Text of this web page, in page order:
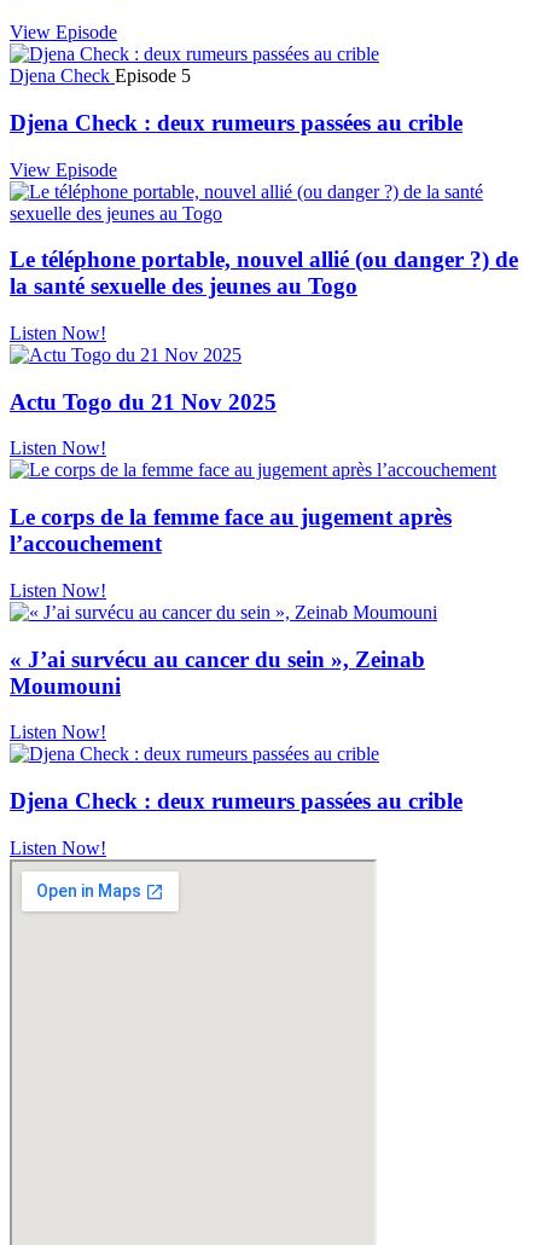
View Episode
Djena Check Episode 5
Djena Check : deux rumeurs passées au crible
View Episode
Le téléphone portable, nouvel allié (ou danger ?) de
la santé sexuelle des jeunes au Togo
Listen Now!
Actu Togo du 21 Nov 2025
Listen Now!
Le corps de la femme face au jugement après
l’accouchement
Listen Now!
« J’ai survécu au cancer du sein », Zeinab
Moumouni
Listen Now!
Djena Check : deux rumeurs passées au crible
Listen Now!